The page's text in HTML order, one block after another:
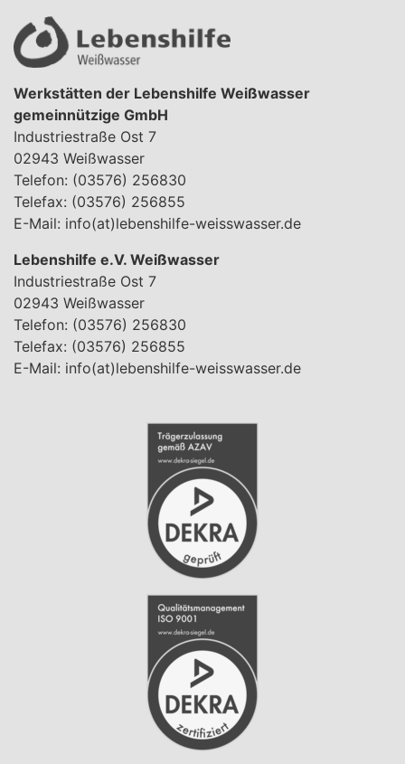
Werkstätten der Lebenshilfe Weißwasser
gemeinnützige GmbH
Industriestraße Ost 7
02943 Weißwasser
Telefon: (03576) 256830
Telefax: (03576) 256855
E-Mail: info(at)lebenshilfe-weisswasser.de
Lebenshilfe e.V. Weißwasser
Industriestraße Ost 7
02943 Weißwasser
Telefon: (03576) 256830
Telefax: (03576) 256855
E-Mail: info(at)lebenshilfe-weisswasser.de